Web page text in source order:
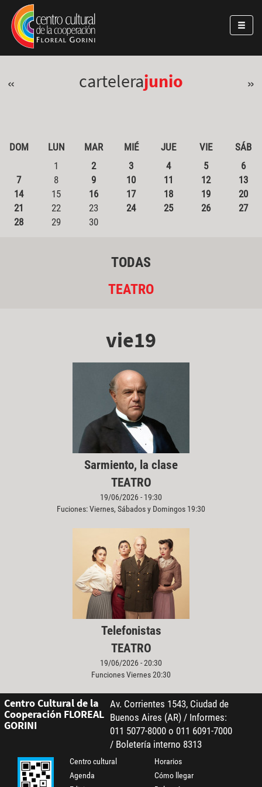
Pasar al contenido principal
Jump to main content
« cartelerajunio »
DOM LUN MAR MIÉ JUE VIE
SÁB
1
2 3 4 5
6
7
8 9 10 11 12
13
14
15 16 17 18 19
20
21
22 23 24 25 26
27
28
29 30
TODAS
TEATRO
vie19
Sarmiento, la clase
TEATRO
19/06/2026 - 19:30
Fuciones: Viernes, Sábados y Domingos 19:30
Telefonistas
TEATRO
19/06/2026 - 20:30
Funciones Viernes 20:30
Centro Cultural de la
Cooperación FLOREAL
GORINI
Av. Corrientes 1543, Ciudad de
Buenos Aires (AR) / Informes:
011 5077-8000 o 011 6091-7000
/ Boletería interno 8313
Centro cultural
Agenda
Horarios
Cómo llegar